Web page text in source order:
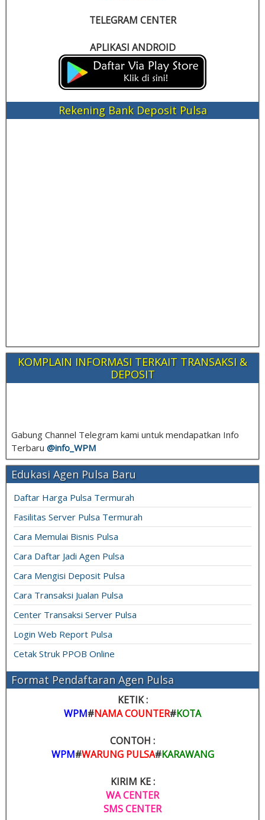
TELEGRAM CENTER
APLIKASI ANDROID
Rekening Bank Deposit Pulsa
KOMPLAIN INFORMASI TERKAIT TRANSAKSI &
DEPOSIT
Gabung Channel Telegram kami untuk mendapatkan Info
Terbaru @info_ WPM
Edukasi Agen Pulsa Baru
Daftar Harga Pulsa Termurah
Fasilitas Server Pulsa Termurah
Cara Memulai Bisnis Pulsa
Cara Daftar Jadi Agen Pulsa
Cara Mengisi Deposit Pulsa
Cara Transaksi Jualan Pulsa
Center Transaksi Server Pulsa
Login Web Report Pulsa
Cetak Struk PPOB Online
Format Pendaftaran Agen Pulsa
KETIK :
WPM#NAMA COUNTER#KOTA
CONTOH :
WPM#WARUNG PULSA#KARAWANG
KIRIM KE :
WA CENTER
SMS CENTER